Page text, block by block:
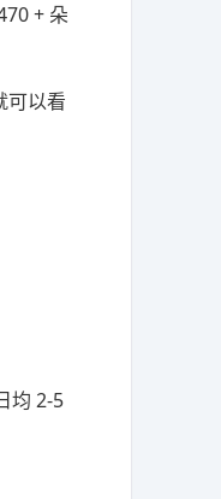
+ 朵
可以看
均 2-5